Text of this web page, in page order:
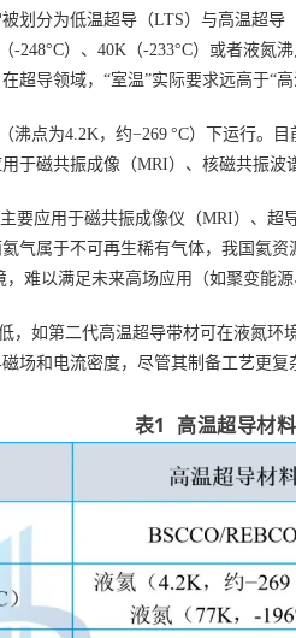
划分为低温超导（LTS）与高温超
）、40K（-233°C）或者液氮
超导领域，“室温”实际要求远高于“
点为4.2K，约−269 °C）下运行。
于磁共振成像（MRI）、核磁共振波
要应用于磁共振成像仪（MRI）、
气属于不可再生稀有气体，我国氦
难以满足未来高场应用（如聚变能
，如第二代高温超导带材可在液氮
场和电流密度，尽管其制备工艺更
表1 高温超导材